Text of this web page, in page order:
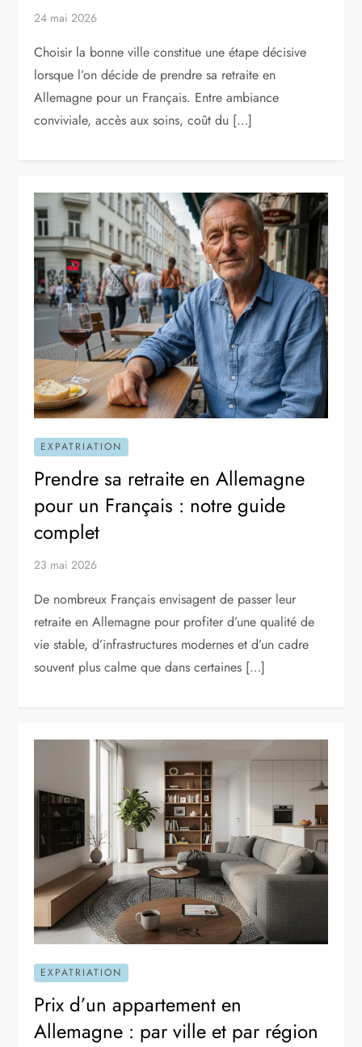
24 mai 2026
Choisir la bonne ville constitue une étape décisive
lorsque l’on décide de prendre sa retraite en
Allemagne pour un Français. Entre ambiance
conviviale, accès aux soins, coût du […]
EXPATRIATION
Prendre sa retraite en Allemagne
pour un Français : notre guide
complet
23 mai 2026
De nombreux Français envisagent de passer leur
retraite en Allemagne pour profiter d’une qualité de
vie stable, d’infrastructures modernes et d’un cadre
souvent plus calme que dans certaines […]
EXPATRIATION
Prix d’un appartement en
Allemagne : par ville et par région